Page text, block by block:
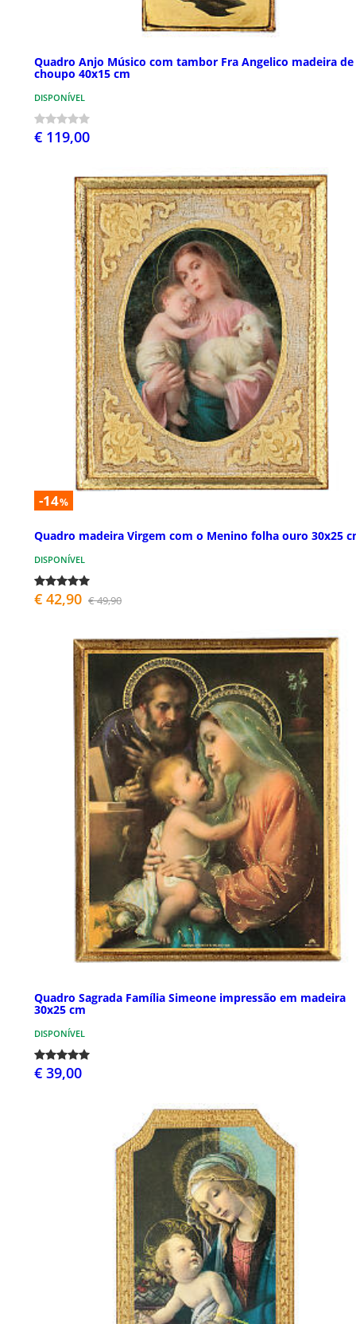
Quadro Anjo Músico com tambor Fra Angelico madeira de
choupo 40x15 cm
DISPONÍVEL
€ 119,00
-14%
Quadro madeira Virgem com o Menino folha ouro 30x25
DISPONÍVEL
€ 42,90 € 49,90
Quadro Sagrada Família Simeone impressão em madeira
30x25 cm
DISPONÍVEL
€ 39,00